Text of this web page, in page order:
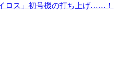
ロス」初号機の打ち上げ……！